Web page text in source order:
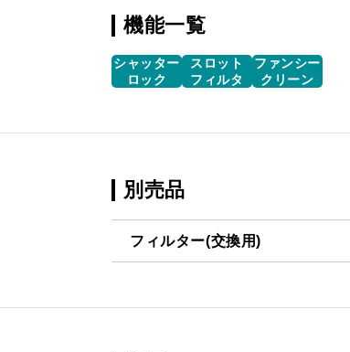
機能一覧
シャッター
ロック
スロット
フィルタ
ファンシー
クリーン
別売品
フィルター(交換用)